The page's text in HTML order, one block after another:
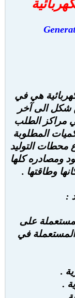
هي في
شكل الى آخر
مراكز الطلب
المطلوبة
محطات التوليد
ومصادره كلها
وطاقتها .
:
على
في
.
.